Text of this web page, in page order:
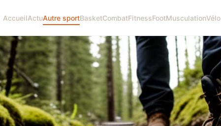
AccueilActuAutre sportBasketCombatFitnessFootMusculationVélo